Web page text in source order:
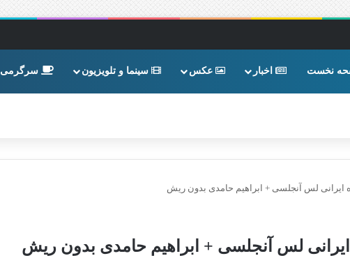
نخست اخبار عکس سینما و تلویزیون سرگرمی
ایرانی لس آنجلسی + ابراهیم حامدی بدون ریش
لس آنجلسی + ابراهیم حامدی بدون ریش